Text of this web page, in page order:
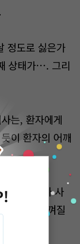
정도로 싫은가
상태가…. 그리
는, 환자에게
이 환자의 어깨
. 여기도 다 사
무섭게 느껴질